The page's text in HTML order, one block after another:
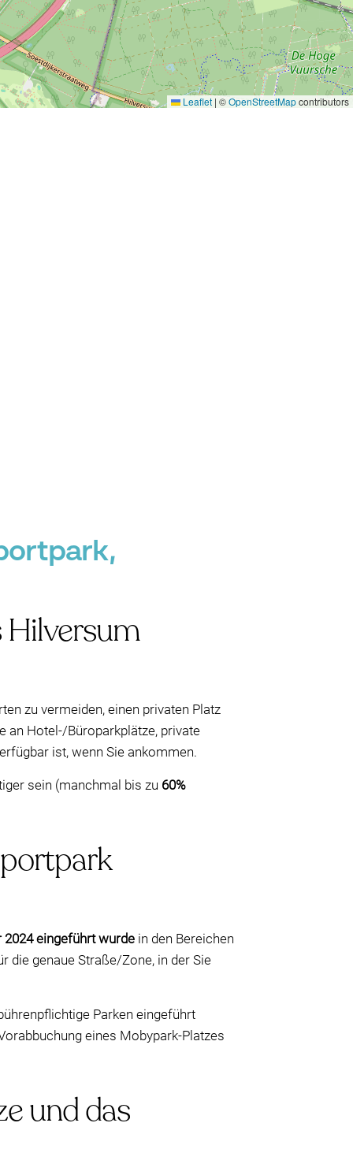
Leaflet | ©OpenStreetMapcontributors
Hilversum
zu vermeiden, einen privaten Platz
an Hotel-/Büroparkplätze, private
ist, wenn Sie ankommen.
sein (manchmal bis zu 60%
eingeführt wurde in den Bereichen
die genaue Straße/Zone, in der Sie
Parken eingeführt
eines Mobypark-Platzes
und das